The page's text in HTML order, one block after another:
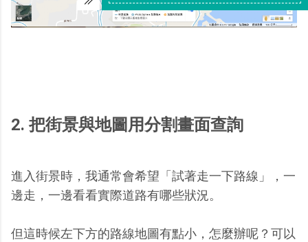
2. 把街景與地圖用分割畫面查詢
進入街景時，我通常會希望「試著走一下路線」，一
邊走，一邊看看實際道路有哪些狀況。
但這時候左下方的路線地圖有點小，怎麼辦呢？可以